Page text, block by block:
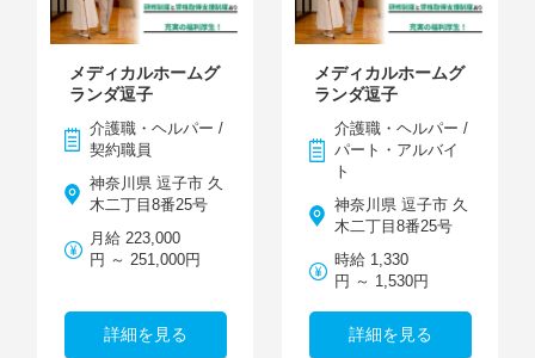
メディカルホームグ
ランダ逗子
介護職・ヘルパー /
契約職員
神奈川県 逗子市 久
木二丁目8番25号
月給 223,000
円 ～ 251,000円
詳細を見る
メディカルホームグ
ランダ逗子
介護職・ヘルパー /
パート・アルバイ
ト
神奈川県 逗子市 久
木二丁目8番25号
時給 1,330
円 ～ 1,530円
詳細を見る